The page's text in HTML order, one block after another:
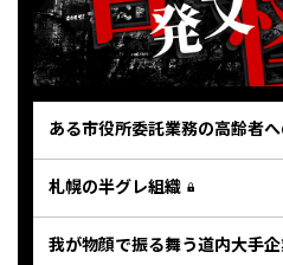
ある市役所委託業務の高齢者
札幌の半グレ組織
我が物顔で振る舞う道内大手